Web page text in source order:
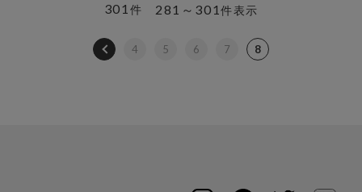
281～301件表示
301 件
4 5 6 7 8